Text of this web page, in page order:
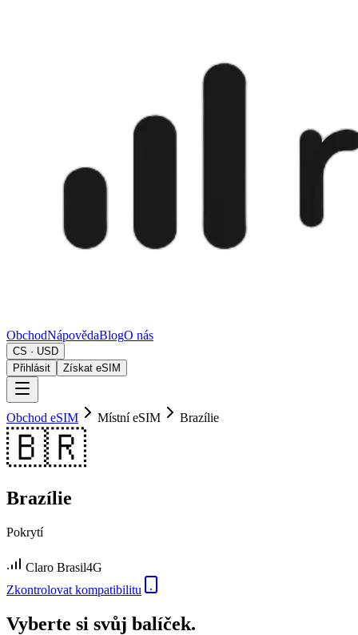
ObchodNápovědaBlogO nás
CS · USD
Přihlásit
Získat eSIM
Obchod eSIM Místní eSIM Brazílie
🇧🇷
Brazílie
Pokrytí
Claro Brasil4G
Zkontrolovat kompatibilitu
Vyberte si svůj balíček.